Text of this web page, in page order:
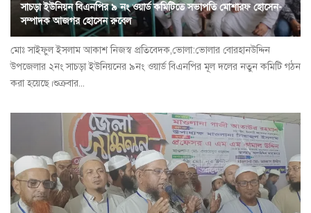
সাচড়া ইউনিয়ন বিএনপির ৯ নং ওয়ার্ড কমিটিতে সভাপতি মোশারফ হোসেন-
সম্পাদক আজগর হোসেন রুবেল
মোঃ সাইফুল ইসলাম আকাশ নিজস্ব প্রতিবেদক,ভোলা:ভোলার বোরহানউদ্দিন
উপজেলার ২নং সাচড়া ইউনিয়নের ৯নং ওয়ার্ড বিএনপির মূল দলের নতুন কমিটি গঠন
করা হয়েছে।শুক্রবার...